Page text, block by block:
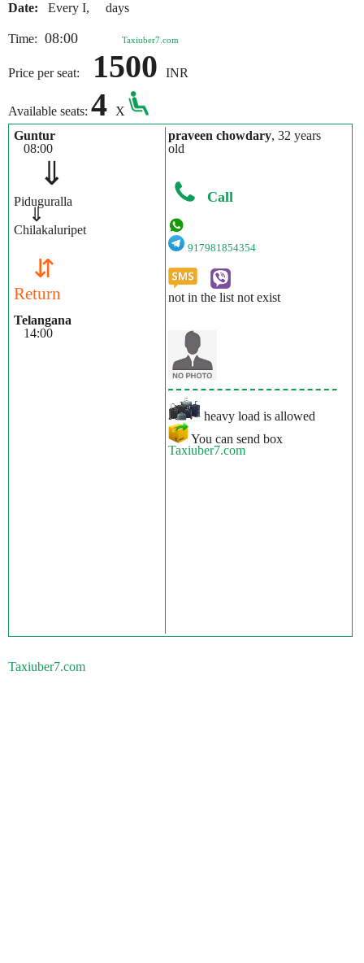
Date: Every I, days
Time: 08:00 Taxiuber7.com
Price per seat: 1500 INR
Available seats: 4
X
Guntur
08:00
⇓
Piduguralla
⇓
Chilakaluripet
⇵
Return
Telangana
14:00
praveen chowdary, 32 years
old
Call
917981854354
not in the list not exist
heavy load is allowed
You can send box
Taxiuber7.com
Taxiuber7.com